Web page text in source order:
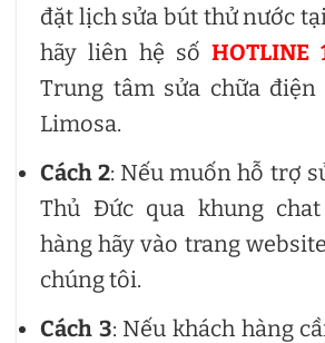
đặt lịch sửa bút thử nước
hãy liên hệ số HOTLINE
Trung tâm sửa chữa
Limosa.
Cách 2: Nếu muốn hỗ trợ
Thủ Đức qua khung
hàng hãy vào trang
chúng tôi.
Cách 3: Nếu khách hàng